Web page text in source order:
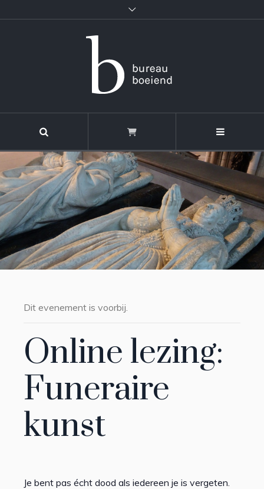
Dit evenement is voorbij.
Online lezing:
Funeraire
kunst
Je bent pas écht dood als iedereen je is vergeten.